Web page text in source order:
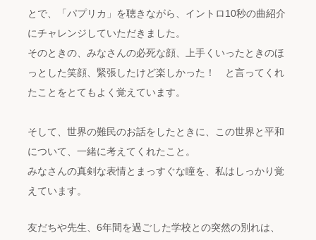
とで、「パプリカ」を聴きながら、イントロ10秒の曲紹介
にチャレンジしていただきました。
そのときの、みなさんの必死な顔、上手くいったときのほ
っとした笑顔、緊張したけど楽しかった！ と言ってくれ
たことをとてもよく覚えています。
そして、世界の難民のお話をしたときに、この世界と平和
について、一緒に考えてくれたこと。
みなさんの真剣な表情とまっすぐな瞳を、私はしっかり覚
えています。
友だちや先生、6年間を過ごした学校との突然の別れは、